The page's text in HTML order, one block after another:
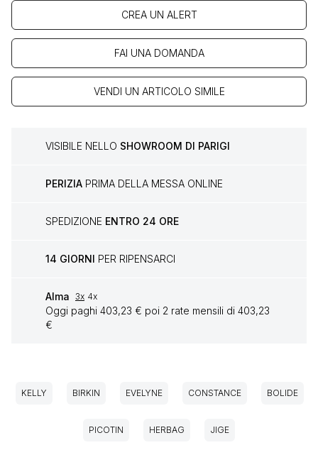
CREA UN ALERT
FAI UNA DOMANDA
VENDI UN ARTICOLO SIMILE
VISIBILE NELLO SHOWROOM DI PARIGI
PERIZIA PRIMA DELLA MESSA ONLINE
SPEDIZIONE ENTRO 24 ORE
14 GIORNI PER RIPENSARCI
Alma 3x 4x
Oggi paghi 403,23 € poi 2 rate mensili di 403,23
€
KELLY BIRKIN EVELYNE CONSTANCE BOLIDE
PICOTIN HERBAG JIGE